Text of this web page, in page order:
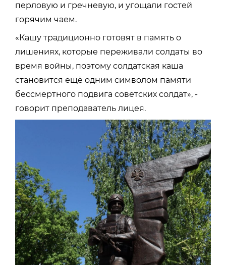
перловую и гречневую, и угощали гостей
горячим чаем.
«Кашу традиционно готовят в память о
лишениях, которые переживали солдаты во
время войны, поэтому солдатская каша
становится ещё одним символом памяти
бессмертного подвига советских солдат», -
говорит преподаватель лицея.